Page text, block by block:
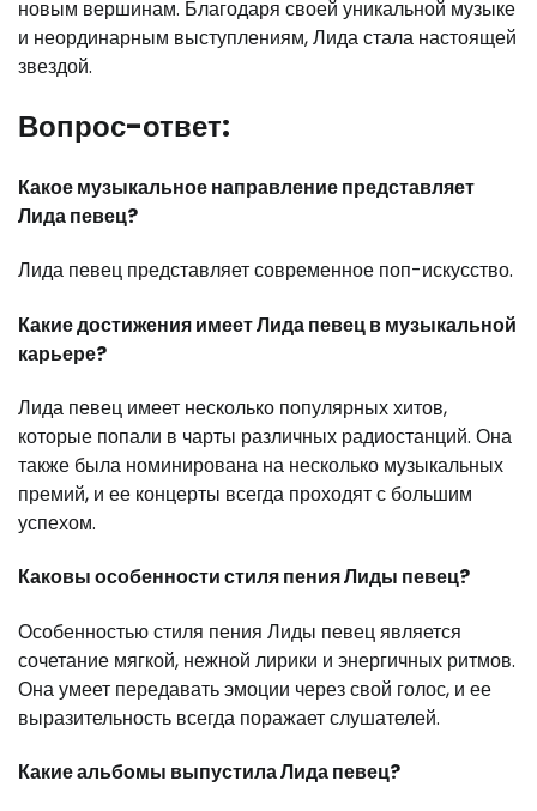
новым вершинам. Благодаря своей уникальной музыке
и неординарным выступлениям, Лида стала настоящей
звездой.
Вопрос-ответ:
Какое музыкальное направление представляет
Лида певец?
Лида певец представляет современное поп-искусство.
Какие достижения имеет Лида певец в музыкальной
карьере?
Лида певец имеет несколько популярных хитов,
которые попали в чарты различных радиостанций. Она
также была номинирована на несколько музыкальных
премий, и ее концерты всегда проходят с большим
успехом.
Каковы особенности стиля пения Лиды певец?
Особенностью стиля пения Лиды певец является
сочетание мягкой, нежной лирики и энергичных ритмов.
Она умеет передавать эмоции через свой голос, и ее
выразительность всегда поражает слушателей.
Какие альбомы выпустила Лида певец?